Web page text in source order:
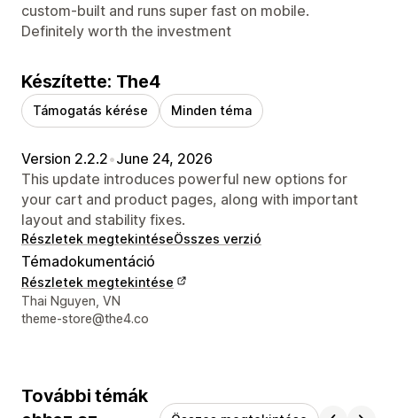
custom-built and runs super fast on mobile.
Definitely worth the investment
Készítette: The4
Támogatás kérése Minden téma
Version 2.2.2•June 24, 2026
This update introduces powerful new options for
your cart and product pages, along with important
layout and stability fixes.
Részletek megtekintéseÖsszes verzió
Témadokumentáció
Részletek megtekintése
Dizájner kapcsolattartási adatai
Thai Nguyen, VN
theme-store@the4.co
További témák